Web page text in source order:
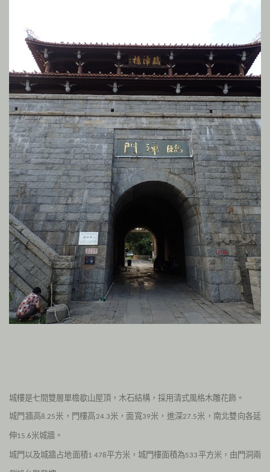
城樓是七間雙層單檐歇山屋頂，木石結構，採用清式風格木雕花飾。
城門牆高8.25米，門樓高24.3米，面寬39米，進深27.5米，南北雙向各延
伸15.6米城牆。
城門以及城牆占地面積1 478平方米，城門樓面積為533平方米，由門洞兩